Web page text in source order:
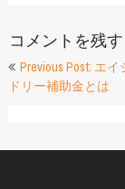
コメントを残す
投
稿
ビ
Previous Post: エ
ドリー補助金とは